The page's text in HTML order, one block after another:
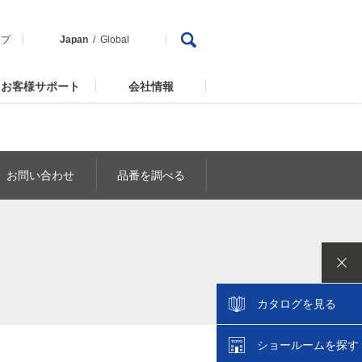
Japan Global
お客様サポート 会社情報
お問い合わせ 品番を調べる
カタログを見る
ショールームを探す